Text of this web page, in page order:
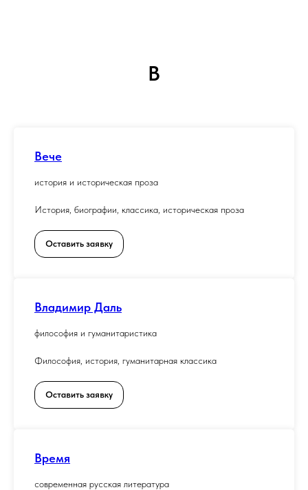
В
Вече
история и историческая проза
История, биографии, классика, историческая проза
Оставить заявку
Владимир Даль
философия и гуманитаристика
Философия, история, гуманитарная классика
Оставить заявку
Время
современная русская литература